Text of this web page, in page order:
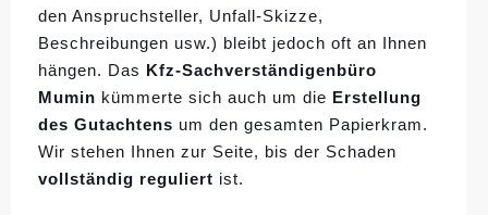
den Anspruchsteller, Unfall-Skizze,
Beschreibungen usw.) bleibt jedoch oft an Ihnen
hängen. Das Kfz-Sachverständigenbüro
Mumin kümmerte sich auch um die Erstellung
des Gutachtens um den gesamten Papierkram.
Wir stehen Ihnen zur Seite, bis der Schaden
vollständig reguliert ist.